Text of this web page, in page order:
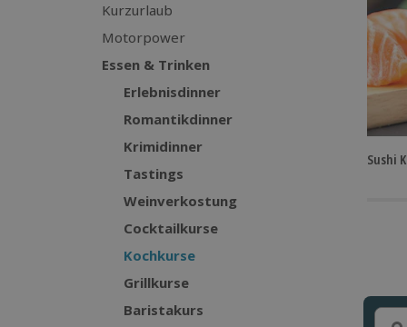
Kurzurlaub
Motorpower
Essen & Trinken
Erlebnisdinner
Romantikdinner
Krimidinner
Tastings
Weinverkostung
Cocktailkurse
Kochkurse
Grillkurse
Baristakurs
Sushi